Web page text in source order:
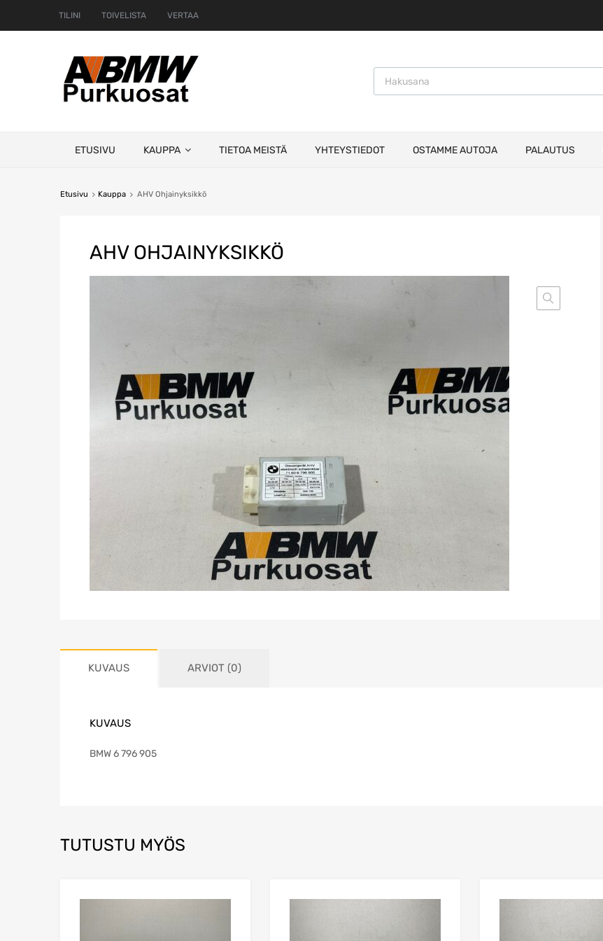
TILINI TOIVELISTA VERTAA
Products search
ETUSIVU KAUPPA TIETOA MEISTÄ YHTEYSTIEDOT OSTAMME AUTOJA PALAUTUS
Etusivu Kauppa AHV Ohjainyksikkö
AHV OHJAINYKSIKKÖ
KUVAUS ARVIOT (0)
KUVAUS
BMW 6 796 905
TUTUSTU MYÖS